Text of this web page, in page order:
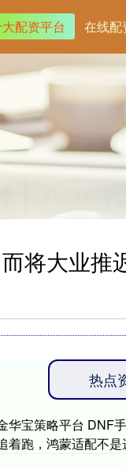
配资平台 在线配
将大业推
热点
华宝策略平台 DNF
着跑，鸿蒙适配不是